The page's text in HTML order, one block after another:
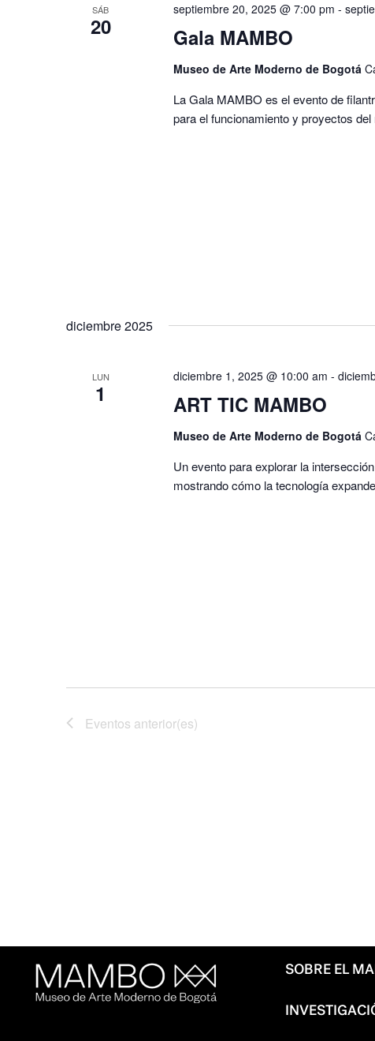
SÁB
20 Gala MAMBO
septiembre 20, 2025 @ 7:00 pm -
Museo de Arte Moderno de Bogotá
La Gala MAMBO es el evento de
para el funcionamiento y proyectos del
diciembre 2025
LUN
1 ART TIC MAMBO
diciembre 1, 2025 @ 10:00 am -
Museo de Arte Moderno de Bogotá
Un evento para explorar la
mostrando cómo la tecnología
Eventos anterior(es)
SOBRE EL